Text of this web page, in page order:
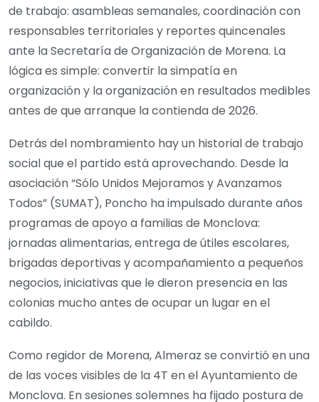
de trabajo: asambleas semanales, coordinación con
responsables territoriales y reportes quincenales
ante la Secretaría de Organización de Morena. La
lógica es simple: convertir la simpatía en
organización y la organización en resultados medibles
antes de que arranque la contienda de 2026.
Detrás del nombramiento hay un historial de trabajo
social que el partido está aprovechando. Desde la
asociación “Sólo Unidos Mejoramos y Avanzamos
Todos” (SUMAT), Poncho ha impulsado durante años
programas de apoyo a familias de Monclova:
jornadas alimentarias, entrega de útiles escolares,
brigadas deportivas y acompañamiento a pequeños
negocios, iniciativas que le dieron presencia en las
colonias mucho antes de ocupar un lugar en el
cabildo.
Como regidor de Morena, Almeraz se convirtió en una
de las voces visibles de la 4T en el Ayuntamiento de
Monclova. En sesiones solemnes ha fijado postura de